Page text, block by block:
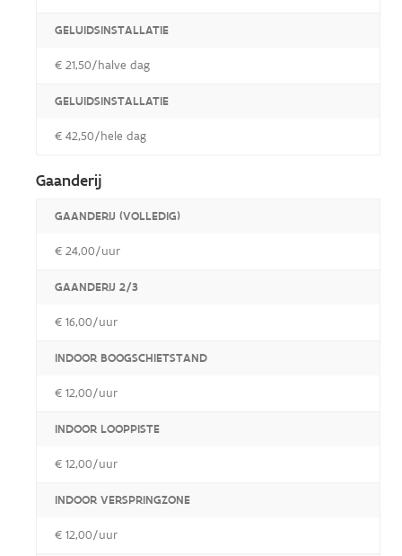
GELUIDSINSTALLATIE
€ 21,50/halve dag
GELUIDSINSTALLATIE
€ 42,50/hele dag
Gaanderij
GAANDERIJ (VOLLEDIG)
€ 24,00/uur
GAANDERIJ 2/3
€ 16,00/uur
INDOOR BOOGSCHIETSTAND
€ 12,00/uur
INDOOR LOOPPISTE
€ 12,00/uur
INDOOR VERSPRINGZONE
€ 12,00/uur